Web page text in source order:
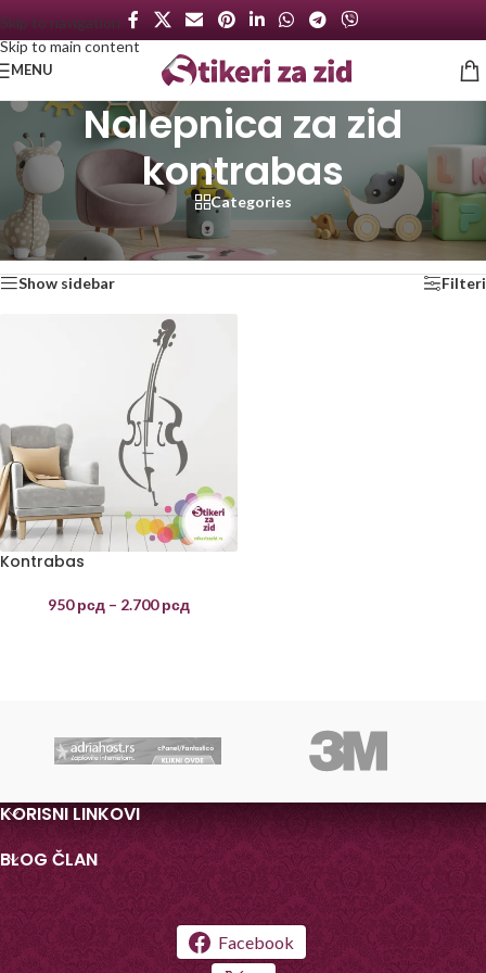
Skip to navigation
Skip to main content
MENU
Nalepnica za zid
kontrabas
Categories
Početna/Proizvod označen „Nalepnica za zid kontrabas“
Prikazan jedan rezultat
Show sidebar Filteri
Kontrabas
950рсд – 2.700рсд
KORISNI LINKOVI
BLOG ČLAN
Facebook